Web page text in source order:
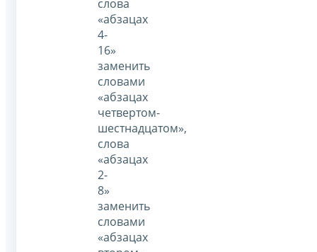
слова
«абзацах
4-
16»
заменить
словами
«абзацах
четвертом-
шестнадцатом»,
слова
«абзацах
2-
8»
заменить
словами
«абзацах